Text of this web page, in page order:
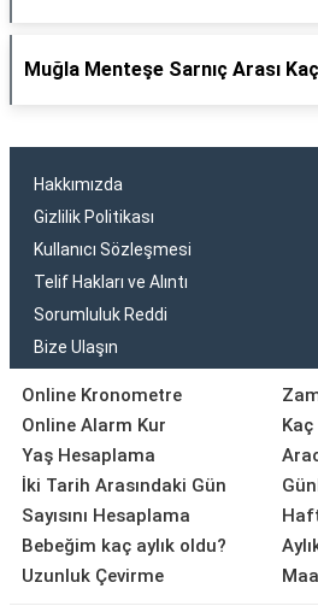
Muğla Menteşe Sarnıç Arası
Hakkımızda
Gizlilik Politikası
Kullanıcı Sözleşmesi
Telif Hakları ve Alıntı
Sorumluluk Reddi
Bize Ulaşın
Online Kronometre
Online Alarm Kur
Yaş Hesaplama
İki Tarih Arasındaki Gün
Sayısını Hesaplama
Bebeğim kaç aylık oldu?
Uzunluk Çevirme